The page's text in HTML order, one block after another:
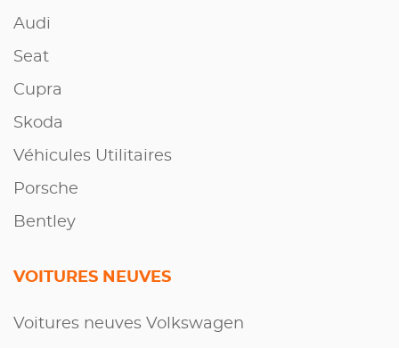
Audi
Seat
Cupra
Skoda
Véhicules Utilitaires
Porsche
Bentley
VOITURES NEUVES
Voitures neuves Volkswagen